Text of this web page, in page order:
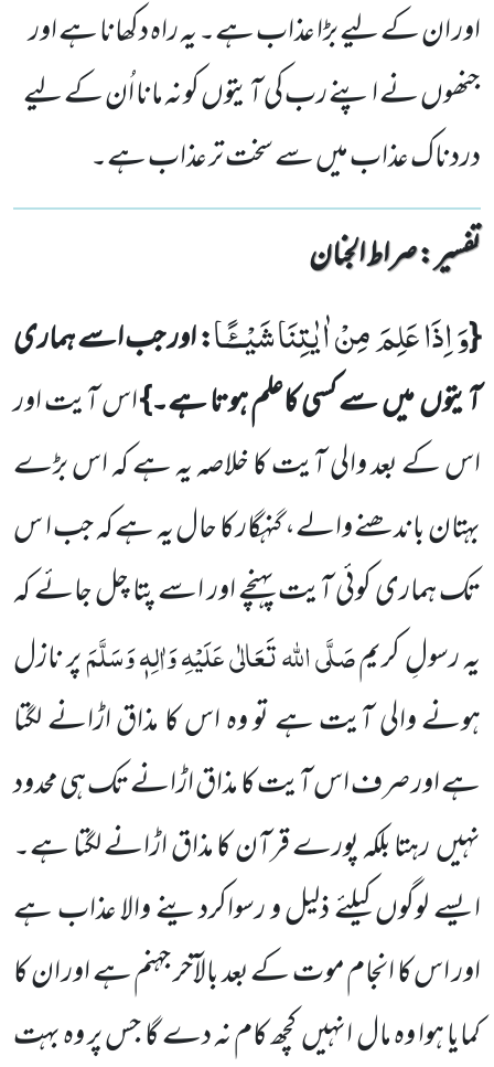
اور ان کے لیے بڑا عذاب ہے۔ یہ راہ دکھانا ہے اور
جنھوں نے اپنے رب کی آیتوں کو نہ مانا اُن کے لیے
دردناک عذاب میں سے سخت تر عذاب ہے۔
تفسیر : ‎صراط الجنان
{وَ اِذَا عَلِمَ مِنْ اٰیٰتِنَا شَیْــٴًـا: اور جب اسے ہماری
آیتوں میں سے کسی کاعلم ہوتا ہے۔}اس آیت اور
اس کے بعد والی آیت کا خلاصہ یہ ہے کہ اس بڑے
بہتان باندھنے والے، گنہگار کا حال یہ ہے کہ جب ا س
تک ہماری کوئی آیت پہنچے اور اسے پتا چل جائے کہ
یہ رسولِ کریمصَلَّی اللہ تَعَالٰی عَلَیْہِ وَاٰلِہٖ وَسَلَّمَپر نازل
ہونے والی آیت ہے تو وہ اس کا مذاق اڑانے لگتا
ہے اور صرف اس آیت کا مذاق اڑانے تک ہی محدود
نہیں رہتا بلکہ پورے قرآن کا مذاق اڑانے لگتا ہے۔
ایسے لوگوں کیلئے ذلیل و رسواکردینے والا عذاب ہے
اور اس کا انجام موت کے بعد بالآخر جہنم ہے اور ان کا
کمایا ہوا وہ مال انہیں کچھ کام نہ دے گا جس پر وہ بہت